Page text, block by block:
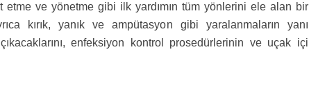
etme ve yönetme gibi ilk yardımın tüm yönlerini ele alan bir
kırık, yanık ve ampütasyon gibi yaralanmaların yanı
enfeksiyon kontrol prosedürlerinin ve uçak içi